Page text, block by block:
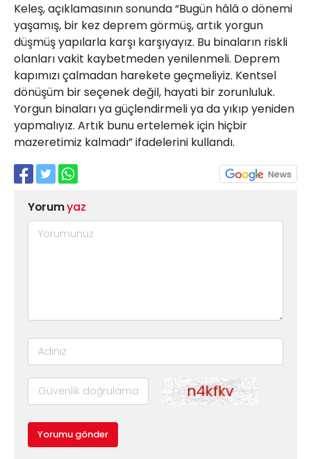
Keleş, açıklamasının sonunda “Bugün hâlâ o dönemi
yaşamış, bir kez deprem görmüş, artık yorgun
düşmüş yapılarla karşı karşıyayız. Bu binaların riskli
olanları vakit kaybetmeden yenilenmeli. Deprem
kapımızı çalmadan harekete geçmeliyiz. Kentsel
dönüşüm bir seçenek değil, hayati bir zorunluluk.
Yorgun binaları ya güçlendirmeli ya da yıkıp yeniden
yapmalıyız. Artık bunu ertelemek için hiçbir
mazeretimiz kalmadı” ifadelerini kullandı.
Yorumyaz
Yorumu gönder